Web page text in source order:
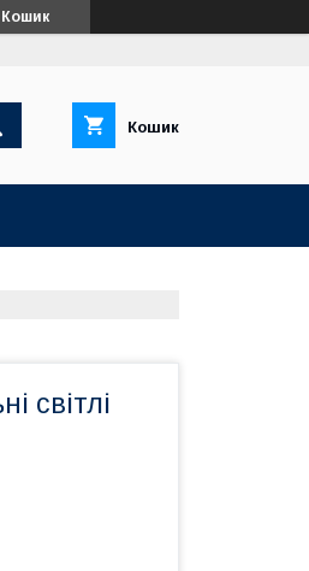
Кошик
Кошик
світлі